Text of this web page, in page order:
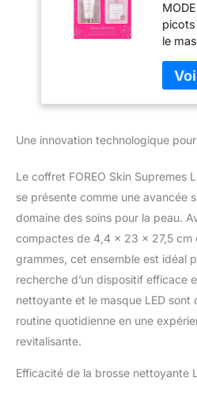
|
LED
le
soin
Boost
une
le
pour
une
Une innovation technologique
Le coffret FOREO Skin Supremes
se présente comme une avancée
domaine des soins pour la peau.
compactes de 4,4 x 23 x 27,5 cm
grammes, cet ensemble est idéal
recherche d’un dispositif efficace
nettoyante et le masque LED sont
routine quotidienne en une
revitalisante.
Efficacité de la brosse nettoyante